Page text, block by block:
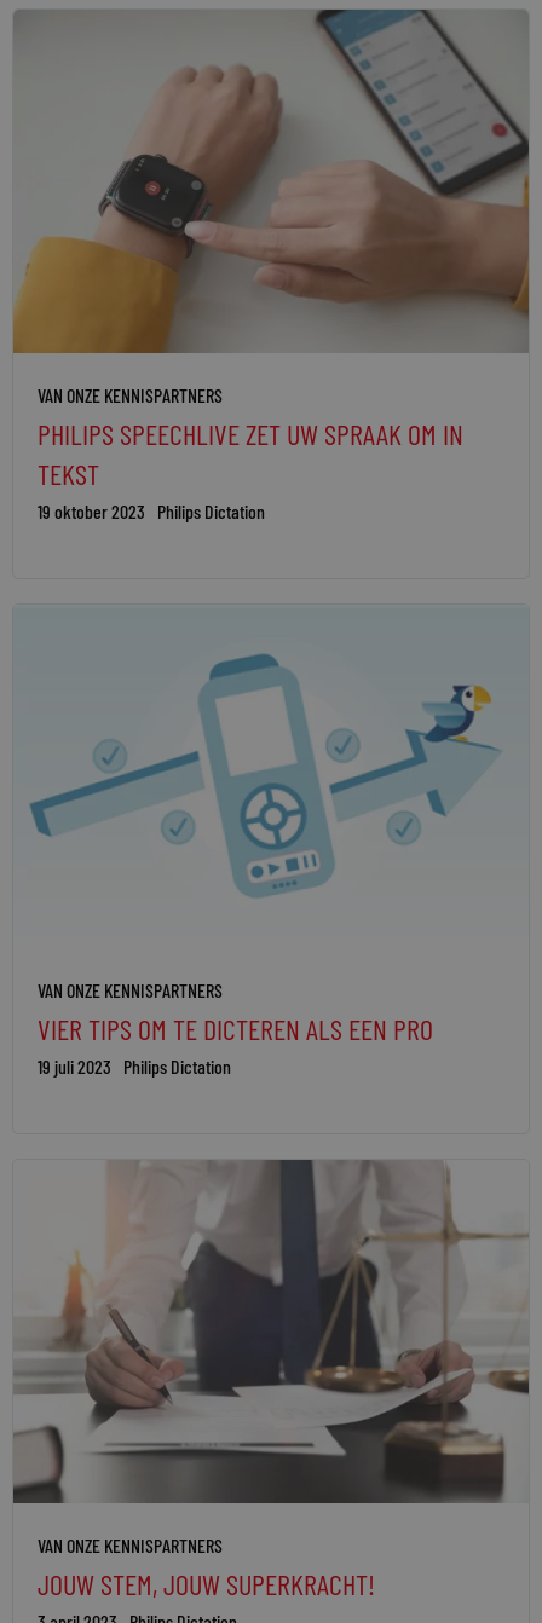
VAN ONZE KENNISPARTNERS
PHILIPS SPEECHLIVE ZET UW SPRAAK OM IN
TEKST
19 oktober 2023 Philips Dictation
VAN ONZE KENNISPARTNERS
VIER TIPS OM TE DICTEREN ALS EEN PRO
19 juli 2023 Philips Dictation
VAN ONZE KENNISPARTNERS
JOUW STEM, JOUW SUPERKRACHT!